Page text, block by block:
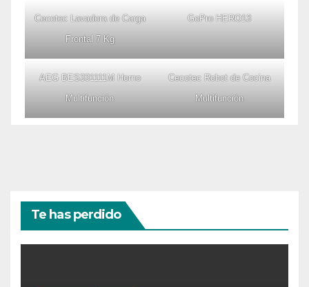
Cecotec Lavadora de Carga
Frontal 7 Kg
GoPro HERO13
AEG BES331111M Horno
Multifunción
Cecotec Robot de Cocina
Multifunción
Te has perdido